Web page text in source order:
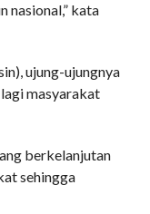
nasional,” kata
ujung-ujungnya
masyarakat
berkelanjutan
sehingga